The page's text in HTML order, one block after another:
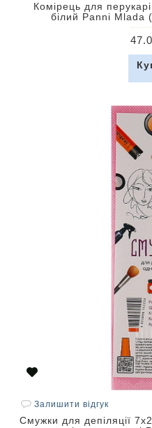
Комірець для
білий Panni Mlada
Залишити відгук
Смужки для депіляції